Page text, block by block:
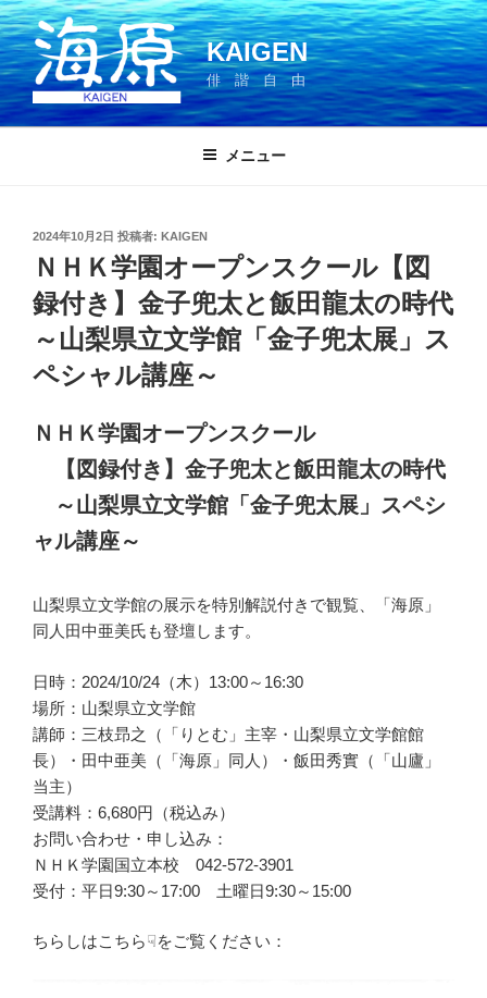
コ
ン
テ
ン
ツ
KAIGEN
俳 諧 自 由
メニュー
投
稿
日:
2024年10月2日 投稿者: KAIGEN
ＮＨＫ学園オープンスクール【図
録付き】金子兜太と飯田龍太の時代
～山梨県立文学館「金子兜太展」ス
ペシャル講座～
ＮＨＫ学園オープンスクール
【図録付き】金子兜太と飯田龍太の時代
～山梨県立文学館「金子兜太展」スペシ
ャル講座～
山梨県立文学館の展示を特別解説付きで観覧、「海原」
同人田中亜美氏も登壇します。
日時：2024/10/24（木）13:00～16:30
場所：山梨県立文学館
講師：三枝昻之（「りとむ」主宰・山梨県立文学館館
長）・田中亜美（「海原」同人）・飯田秀實（「山廬」
当主）
受講料：6,680円（税込み）
お問い合わせ・申し込み：
ＮＨＫ学園国立本校 042-572-3901
受付：平日9:30～17:00 土曜日9:30～15:00
ちらしはこちら☟をご覧ください：